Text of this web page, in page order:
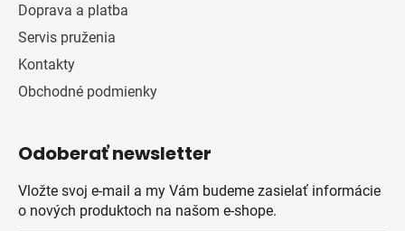
Doprava a platba
Servis pruženia
Kontakty
Obchodné podmienky
Odoberať newsletter
Vložte svoj e-mail a my Vám budeme zasielať informácie
o nových produktoch na našom e-shope.